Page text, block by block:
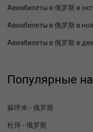
Авиабилеты в 俄罗斯 в
Авиабилеты в 俄罗斯 в
Авиабилеты в 俄罗斯 в
Популярные
蘇呼米 - 俄罗斯
杜拜 - 俄罗斯